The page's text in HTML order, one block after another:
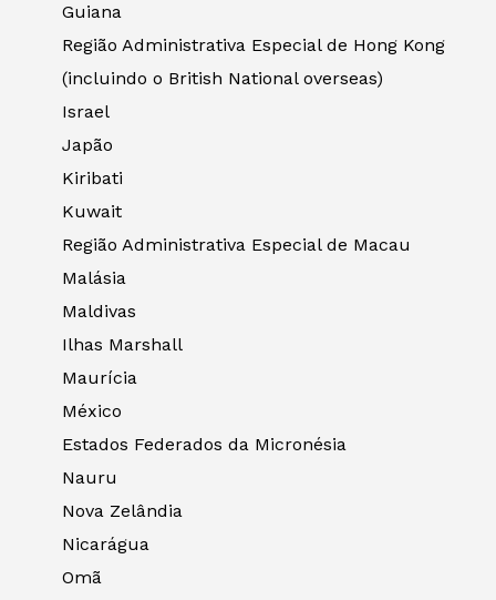
Guiana
Região Administrativa Especial de Hong Kong
(incluindo o British National overseas)
Israel
Japão
Kiribati
Kuwait
Região Administrativa Especial de Macau
Malásia
Maldivas
Ilhas Marshall
Maurícia
México
Estados Federados da Micronésia
Nauru
Nova Zelândia
Nicarágua
Omã